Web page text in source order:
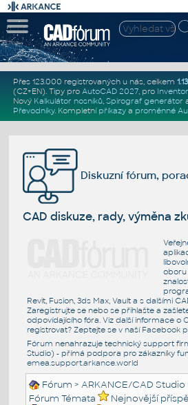
Přes 123.000 registrovaných u nás, celkem
(CZ+EN). Tipy pro AutoCAD 2027, pro
Nový Kalkulátor nosníků, Spirograf generátor
Převodníky. Kompletní příkazya proměnné
Diskuzní fórum,
CAD diskuze, rady, výměna
oboru
Revit, Fusion, 3ds Max, Vault a s dalšími
Zaregistrujte se nebo se přihlašte a
odpovídajícího fóra. Viz další informace o
registrovat? Zeptejte se v naší Facebook
Fórum nenahrazuje technický support
Studio) - přímá podpora pro zákazníky
emea.support.arkance.world
Fórum >ARKANCE/CAD Studio
Fórum Témata
Nejnovější